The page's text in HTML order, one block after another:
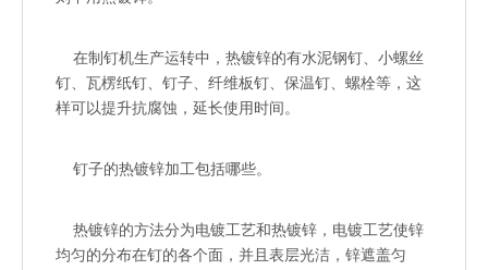
在制钉机生产运转中，热镀锌的有水泥钢钉、小螺丝
钉、瓦楞纸钉、钉子、纤维板钉、保温钉、螺栓等，这
样可以提升抗腐蚀，延长使用时间。
钉子的热镀锌加工包括哪些。
热镀锌的方法分为电镀工艺和热镀锌，电镀工艺使锌
均匀的分布在钉的各个面，并且表层光洁，锌遮盖匀